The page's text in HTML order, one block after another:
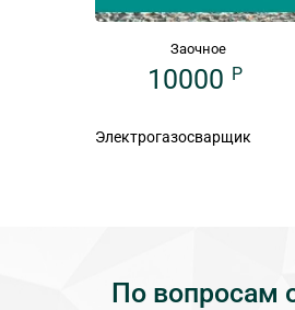
Заочное
10000 P
Электрогазосварщик
По вопросам